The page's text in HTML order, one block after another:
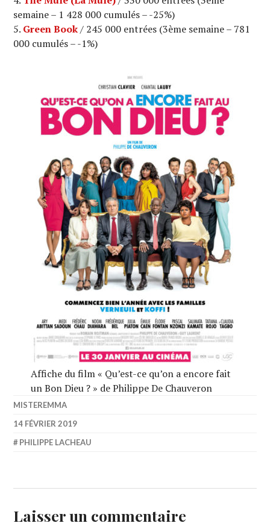
semaine – 1 428 000 cumulés – -25%)
Green Book/ 245 000 entrées (3ème semaine – 781
000 cumulés – -1%)
Affiche du film « Qu’est-ce qu’on a encore fait
un Bon Dieu ? » de Philippe De Chauveron
MISTEREMMA
14 FÉVRIER 2019
PHILIPPE LACHEAU
Laisser un commentaire